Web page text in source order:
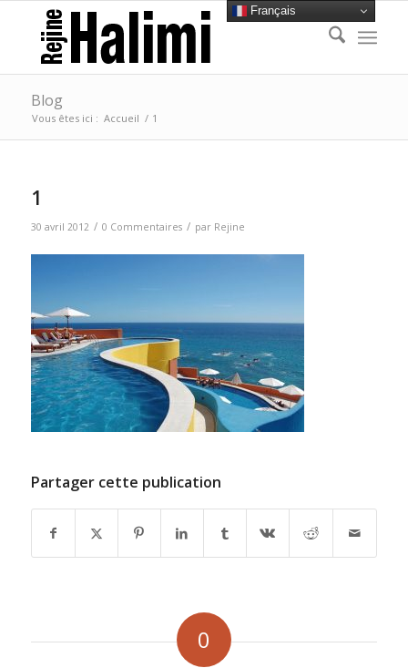
Blog
Vous êtes ici : Accueil / 1
1
30 avril 2012 / 0 Commentaires / par Rejine
Partager cette publication
0
Français